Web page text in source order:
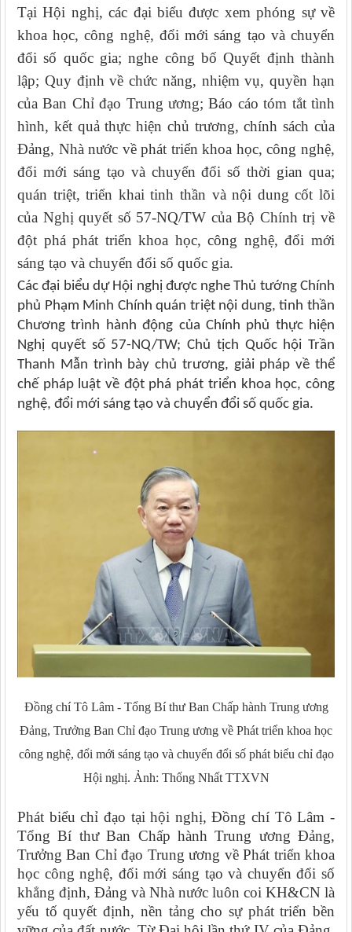
Tại Hội nghị, các đại biểu được xem phóng sự về
khoa học, công nghệ, đổi mới sáng tạo và chuyển
đổi số quốc gia; nghe công bố Quyết định thành
lập; Quy định về chức năng, nhiệm vụ, quyền hạn
của Ban Chỉ đạo Trung ương; Báo cáo tóm tắt tình
hình, kết quả thực hiện chủ trương, chính sách của
Đảng, Nhà nước về phát triển khoa học, công nghệ,
đổi mới sáng tạo và chuyển đổi số thời gian qua;
quán triệt, triển khai tinh thần và nội dung cốt lõi
của Nghị quyết số 57-NQ/TW của Bộ Chính trị về
đột phá phát triển khoa học, công nghệ, đổi mới
sáng tạo và chuyển đổi số quốc gia.
Các đại biểu dự Hội nghị được nghe Thủ tướng Chính
phủ Phạm Minh Chính quán triệt nội dung, tinh thần
Chương trình hành động của Chính phủ thực hiện
Nghị quyết số 57-NQ/TW; Chủ tịch Quốc hội Trần
Thanh Mẫn trình bày chủ trương, giải pháp về thể
chế pháp luật về đột phá phát triển khoa học, công
nghệ, đổi mới sáng tạo và chuyển đổi số quốc gia.
Đồng chí Tô Lâm - Tổng Bí thư Ban Chấp hành Trung ương
Đảng, Trưởng Ban Chỉ đạo Trung ương về Phát triển khoa học
công nghệ, đổi mới sáng tạo và chuyển đổi số phát biểu chỉ đạo
Hội nghị. Ảnh: Thống Nhất TTXVN
Phát biểu chỉ đạo tại hội nghị, Đồng chí Tô Lâm -
Tổng Bí thư Ban Chấp hành Trung ương Đảng,
Trưởng Ban Chỉ đạo Trung ương về Phát triển khoa
học công nghệ, đổi mới sáng tạo và chuyển đổi số
khẳng định, Đảng và Nhà nước luôn coi KH&CN là
yếu tố quyết định, nền tảng cho sự phát triển bền